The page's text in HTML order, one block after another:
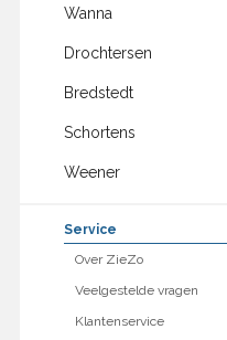
Wanna
Drochtersen
Bredstedt
Schortens
Weener
Service
Over ZieZo
Veelgestelde vragen
Klantenservice